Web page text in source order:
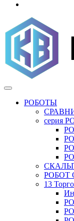
РОБОТЫ
серия
РОБОТ
13